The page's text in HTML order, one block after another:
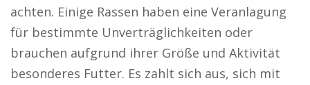
achten. Einige Rassen haben eine Veranlagung
für bestimmte Unverträglichkeiten oder
brauchen aufgrund ihrer Größe und Aktivität
besonderes Futter. Es zahlt sich aus, sich mit